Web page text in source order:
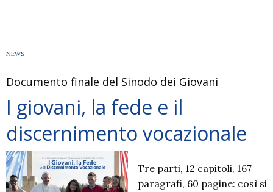
NEWS
Documento finale del Sinodo dei Giovani
I giovani, la fede e il
discernimento vocazionale
Tre parti, 12 capitoli, 167
paragrafi, 60 pagine: così si